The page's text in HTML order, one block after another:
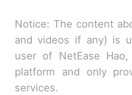
Notice: The content
and videos if any) is
user of NetEase
platform and only
services.